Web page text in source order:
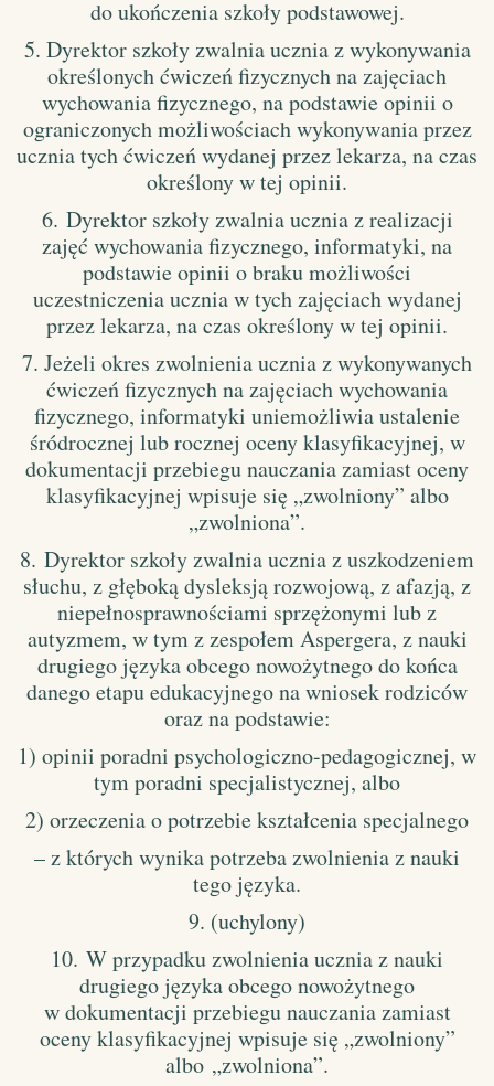
do ukończenia szkoły podstawowej.
5. Dyrektor szkoły zwalnia ucznia z wykonywania
określonych ćwiczeń fizycznych na zajęciach
wychowania fizycznego, na podstawie opinii o
ograniczonych możliwościach wykonywania przez
ucznia tych ćwiczeń wydanej przez lekarza, na czas
określony w tej opinii.
6. Dyrektor szkoły zwalnia ucznia z realizacji
zajęć wychowania fizycznego, informatyki, na
podstawie opinii o braku możliwości
uczestniczenia ucznia w tych zajęciach wydanej
przez lekarza, na czas określony w tej opinii.
7. Jeżeli okres zwolnienia ucznia z wykonywanych
ćwiczeń fizycznych na zajęciach wychowania
fizycznego, informatyki uniemożliwia ustalenie
śródrocznej lub rocznej oceny klasyfikacyjnej, w
dokumentacji przebiegu nauczania zamiast oceny
klasyfikacyjnej wpisuje się „zwolniony” albo
„zwolniona”.
8. Dyrektor szkoły zwalnia ucznia z uszkodzeniem
słuchu, z głęboką dysleksją rozwojową, z afazją, z
niepełnosprawnościami sprzężonymi lub z
autyzmem, w tym z zespołem Aspergera, z nauki
drugiego języka obcego nowożytnego do końca
danego etapu edukacyjnego na wniosek rodziców
oraz na podstawie:
1) opinii poradni psychologiczno-pedagogicznej, w
tym poradni specjalistycznej, albo
2) orzeczenia o potrzebie kształcenia specjalnego
– z których wynika potrzeba zwolnienia z nauki
tego języka.
9. (uchylony)
10. W przypadku zwolnienia ucznia z nauki
drugiego języka obcego nowożytnego
w dokumentacji przebiegu nauczania zamiast
oceny klasyfikacyjnej wpisuje się „zwolniony”
albo „zwolniona”.